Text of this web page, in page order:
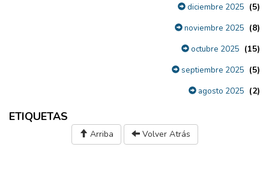
diciembre 2025 (5)
noviembre 2025 (8)
octubre 2025 (15)
septiembre 2025 (5)
agosto 2025 (2)
ETIQUETAS
Arriba Volver Atrás